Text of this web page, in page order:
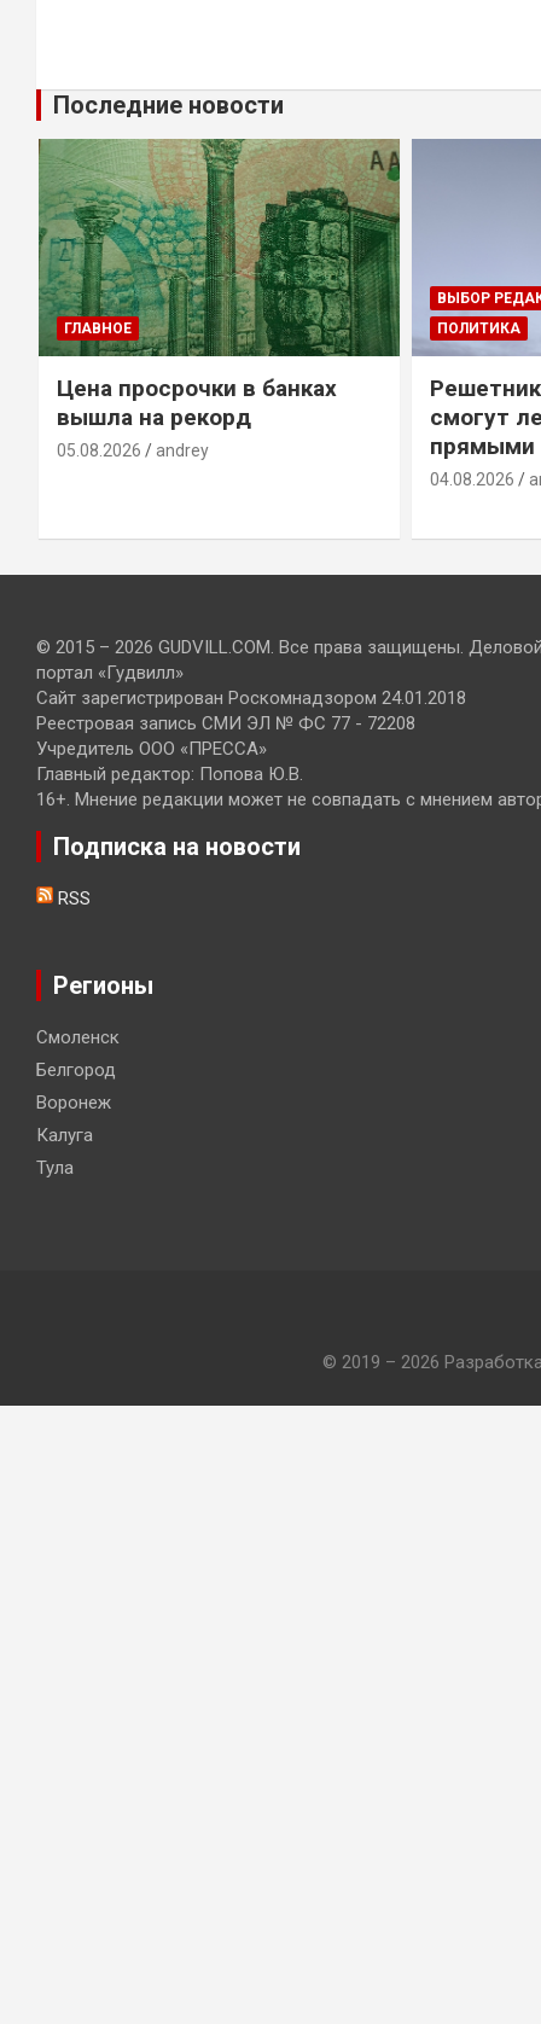
Последние новости
ГЛАВНОЕ
Цена просрочки в банках
вышла на рекорд
05.08.2026 andrey
ВЫБОР
ПОЛИТИКА
смогут
прямыми
04.08.2026
© 2015 – 2026 GUDVILL.COM. Все права защищены.
портал «Гудвилл»
Сайт зарегистрирован Роскомнадзором 24.01.2018
Реестровая запись СМИ ЭЛ № ФС 77 - 72208
Учредитель ООО «ПРЕССА»
Главный редактор: Попова Ю.В.
16+. Мнение редакции может не совпадать с мнением
Подписка на новости
RSS
Регионы
Смоленск
Белгород
Воронеж
Калуга
Тула
© 2019 – 2026